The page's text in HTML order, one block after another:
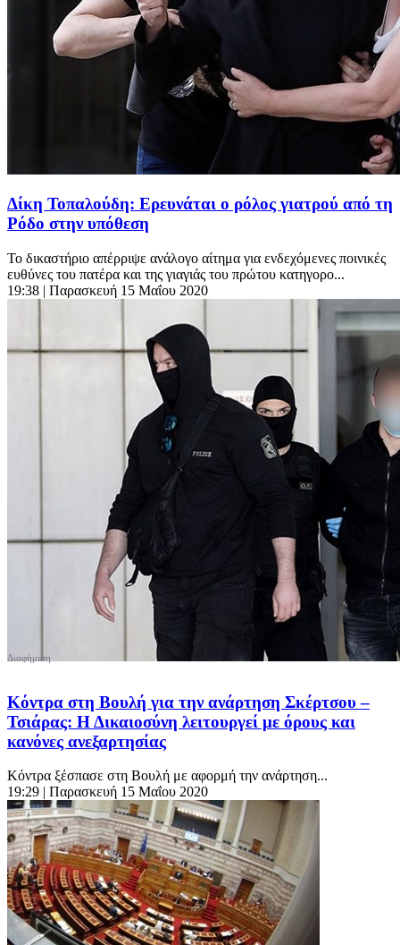
Δίκη Τοπαλούδη: Ερευνάται ο ρόλος γιατρού από τη
Ρόδο στην υπόθεση
Το δικαστήριο απέρριψε ανάλογο αίτημα για ενδεχόμενες ποινικές
ευθύνες του πατέρα και της γιαγιάς του πρώτου κατηγορο...
19:38 | Παρασκευή 15 Μαΐου 2020
Κόντρα στη Βουλή για την ανάρτηση Σκέρτσου –
Τσιάρας: Η Δικαιοσύνη λειτουργεί με όρους και
κανόνες ανεξαρτησίας
Κόντρα ξέσπασε στη Βουλή με αφορμή την ανάρτηση...
19:29 | Παρασκευή 15 Μαΐου 2020